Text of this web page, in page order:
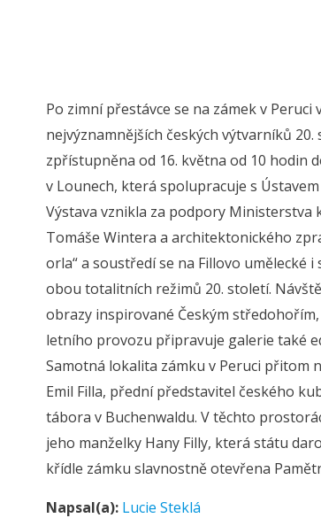
Po zimní přestávce se na zámek v
nejvýznamnějších českých výtvarníků
zpřístupněna od 16. května od 10 hodin
v Lounech, která spolupracuje s
Výstava vznikla za podpory
Tomáše Wintera a architektonického
orla“ a soustředí se na Fillovo
obou totalitních režimů 20. století.
obrazy inspirované Českým
letního provozu připravuje galerie také
Samotná lokalita zámku v Peruci přitom
Emil Filla, přední představitel českého
tábora v Buchenwaldu. V těchto
jeho manželky Hany Filly, která státu
křídle zámku slavnostně otevřena
Napsal(a): Lucie Steklá